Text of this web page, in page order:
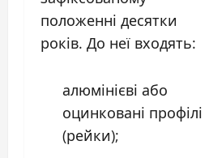
положенні десятки
років. До неї входять:
алюмінієві або
оцинковані профілі
(рейки);